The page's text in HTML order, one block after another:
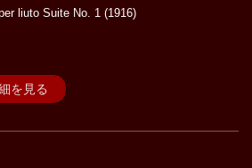
liuto Suite No. 1 (1916)
を見る